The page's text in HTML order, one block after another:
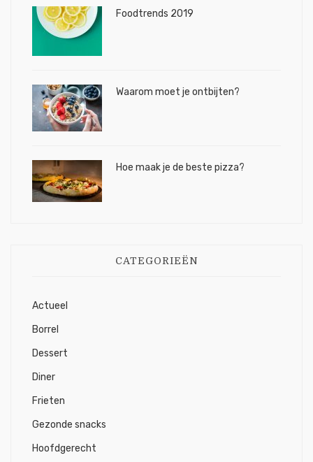
Foodtrends 2019
Waarom moet je ontbijten?
Hoe maak je de beste pizza?
CATEGORIEËN
Actueel
Borrel
Dessert
Diner
Frieten
Gezonde snacks
Hoofdgerecht